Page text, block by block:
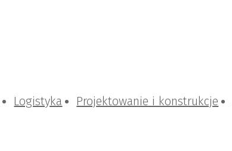
Logistyka Projektowanie i konstrukcje